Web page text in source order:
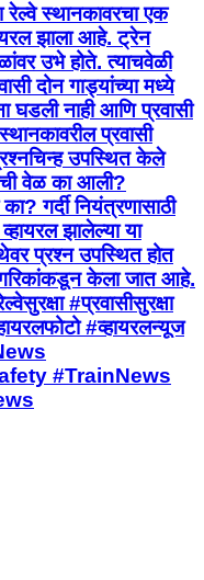
रेल्वे स्थानकावरचा एक
झाला आहे. ट्रेन
उभे होते. त्याचवेळी
दोन गाड्यांच्या मध्ये
नाही आणि प्रवासी
प्रवासी
उपस्थित केले
वेळ का आली?
गर्दी नियंत्रणासाठी
झालेल्या या
प्रश्न उपस्थित होत
केला जात आहे.
#प्रवासीसुरक्षा
#व्हायरलन्यूज
#TrainNews